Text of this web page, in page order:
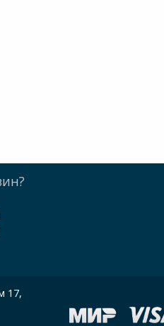
17,